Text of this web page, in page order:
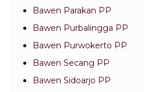
Bawen Parakan PP
Bawen Purbalingga PP
Bawen Purwokerto PP
Bawen Secang PP
Bawen Sidoarjo PP